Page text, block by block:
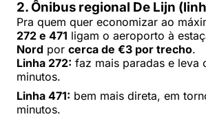
2. Ônibus regional De Lijn
Pra quem quer economizar ao
272 e 471 ligam o aeroporto à
Nord por cerca de €3 por trecho.
Linha 272: faz mais paradas e leva
minutos.
Linha 471: bem mais direta, em
minutos.